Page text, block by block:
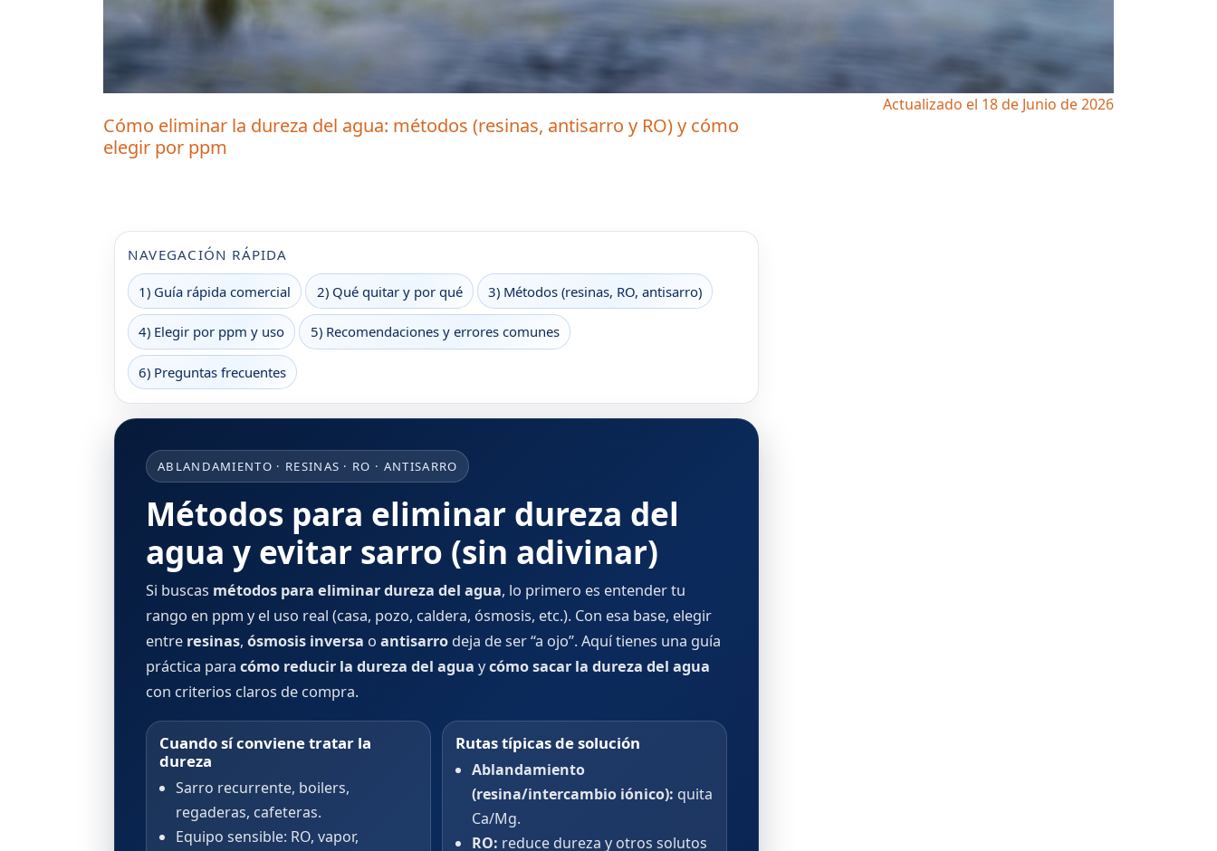
Actualizado el 18 de Junio de 2026
Cómo eliminar la dureza del agua: métodos (resinas, antisarro y RO) y cómo
elegir por ppm
NAVEGACIÓN RÁPIDA
1) Guía rápida comercial 2) Qué quitar y por qué 3) Métodos (resinas, RO, antisarro)
4) Elegir por ppm y uso 5) Recomendaciones y errores comunes
6) Preguntas frecuentes
ABLANDAMIENTO · RESINAS · RO · ANTISARRO
Métodos para eliminar dureza del
agua y evitar sarro (sin adivinar)
Si buscas métodos para eliminar dureza del agua, lo primero es entender tu
rango en ppm y el uso real (casa, pozo, caldera, ósmosis, etc.). Con esa base, elegir
entre resinas, ósmosis inversa o antisarro deja de ser “a ojo”. Aquí tienes una guía
práctica para cómo reducir la dureza del agua ycómo sacar la dureza del agua
con criterios claros de compra.
Cuando sí conviene tratar la
dureza
Sarro recurrente, boilers,
regaderas, cafeteras.
Equipo sensible: RO, vapor,
Rutas típicas de solución
Ablandamiento
(resina/intercambio iónico): quita
Ca/Mg.
RO: reduce dureza y otros solutos